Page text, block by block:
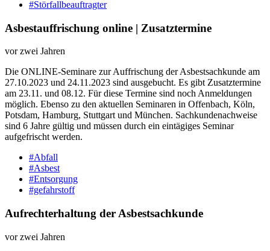
#Störfallbeauftragter
Asbestauffrischung online | Zusatztermine
vor zwei Jahren
Die ONLINE-Seminare zur Auffrischung der Asbestsachkunde am
27.10.2023 und 24.11.2023 sind ausgebucht. Es gibt Zusatztermine
am 23.11. und 08.12. Für diese Termine sind noch Anmeldungen
möglich. Ebenso zu den aktuellen Seminaren in Offenbach, Köln,
Potsdam, Hamburg, Stuttgart und München. Sachkundenachweise
sind 6 Jahre gültig und müssen durch ein eintägiges Seminar
aufgefrischt werden.
#Abfall
#Asbest
#Entsorgung
#gefahrstoff
Aufrechterhaltung der Asbestsachkunde
vor zwei Jahren